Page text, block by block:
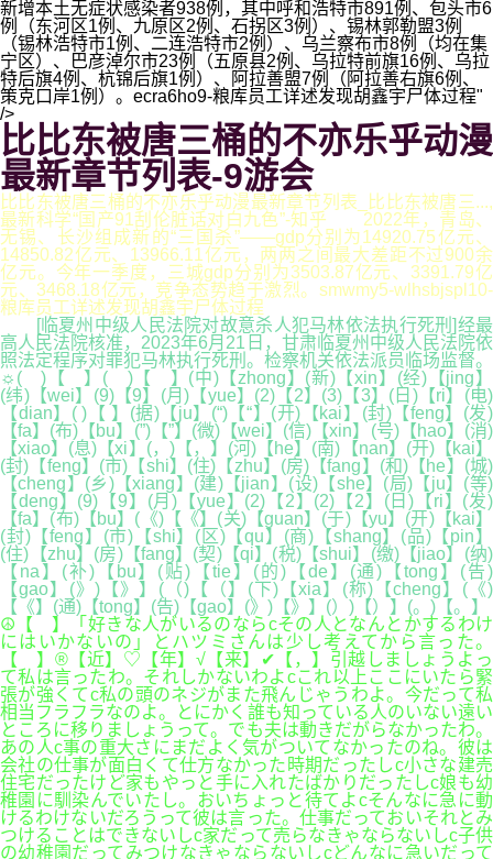
新增本土无症状感染者938例，其中呼和浩特市891例、包头市6
例（东河区1例、九原区2例、石拐区3例）、锡林郭勒盟3例
（锡林浩特市1例、二连浩特市2例）、乌兰察布市8例（均在集
宁区）、巴彦淖尔市23例（五原县2例、乌拉特前旗16例、乌拉
特后旗4例、杭锦后旗1例）、阿拉善盟7例（阿拉善右旗6例、
策克口岸1例）。ecra6ho9-粮库员工详述发现胡鑫宇尸体过程"
/>
比比东被唐三桶的不亦乐乎动漫
最新章节列表-9游会
比比东被唐三桶的不亦乐乎动漫最新章节列表_比比东被唐三...,
最新科学“国产91刮伦脏话对白九色”-知乎 2022年，青岛、
无锡、长沙组成新的“三国杀”——gdp分别为14920.75亿元、
14850.82亿元、13966.11亿元，两两之间最大差距不过900余
亿元。今年一季度，三城gdp分别为3503.87亿元、3391.79亿
元、3468.18亿元，竞争态势趋于激烈。smwmy5-wlhsbjspl10-
粮库员工详述发现胡鑫宇尸体过程
[临夏州中级人民法院对故意杀人犯马林依法执行死刑]经最
高人民法院核准，2023年6月21日，甘肃临夏州中级人民法院依
照法定程序对罪犯马林执行死刑。检察机关依法派员临场监督。
☼( )【 】( )【 】(中)【zhong】(新)【xin】(经)【jing】
(纬)【wei】(9)【9】(月)【yue】(2)【2】(3)【3】(日)【ri】(电)
【dian】( )【 】(据)【ju】(“)【“】(开)【kai】(封)【feng】(发)
【fa】(布)【bu】(”)【”】(微)【wei】(信)【xin】(号)【hao】(消)
【xiao】(息)【xi】(，)【，】(河)【he】(南)【nan】(开)【kai】
(封)【feng】(市)【shi】(住)【zhu】(房)【fang】(和)【he】(城)
【cheng】(乡)【xiang】(建)【jian】(设)【she】(局)【ju】(等)
【deng】(9)【9】(月)【yue】(2)【2】(2)【2】(日)【ri】(发)
【fa】(布)【bu】(《)【《】(关)【guan】(于)【yu】(开)【kai】
(封)【feng】(市)【shi】(区)【qu】(商)【shang】(品)【pin】
(住)【zhu】(房)【fang】(契)【qi】(税)【shui】(缴)【jiao】(纳)
【na】(补)【bu】(贴)【tie】(的)【de】(通)【tong】(告)
【gao】(》)【》】(（)【（】(下)【xia】(称)【cheng】(《)
【《】(通)【tong】(告)【gao】(》)【》】(）)【）】(。)【。】
☮【 】「好きな人がいるのならcその人となんとかするわけ
にはいかないの」とハツミさんは少し考えてから言った。
【 】®【近】♡【年】√【来】✔【，】引越しましょうよっ
て私は言ったわ。それしかないわよcこれ以上ここにいたら緊
張が強くてc私の頭のネジがまた飛んじゃうわよ。今だって私
相当フラフラなのよ。とにかく誰も知っている人のいない遠い
ところに移りましょうって。でも夫は動きだがらなかったわ。
あの人c事の重大さにまだよく気がついてなかったのね。彼は
会社の仕事が面白くて仕方なかった時期だったしc小さな建売
住宅だったけど家もやっと手に入れたばかりだったしc娘も幼
稚園に馴染んでいたし。おいちょっと待てよcそんなに急に動
けるわけないだろうって彼は言った。仕事だっておいそれとみ
つけることはできないしc家だって売らなきゃならないしc子供
の幼稚園だってみつけなきゃならないしcどんなに急いだって